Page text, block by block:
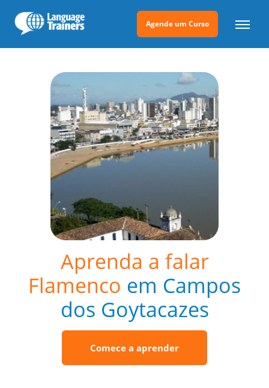
Agende um Curso
Aprenda a falar
Flamenco em Campos
dos Goytacazes
Comece a aprender